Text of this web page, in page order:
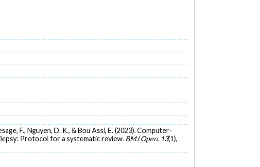
F., Nguyen, D. K., & Bou Assi, E. (2023). Computer-
Protocol for a systematic review. BMJ Open, 13(1),